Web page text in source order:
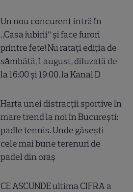
Un nou concurent intră în
„Casa iubirii” și face furori
printre fete! Nu ratați ediția de
sâmbătă, 1 august, difuzată de
la 16:00 și 19:00, la Kanal D
Harta unei distracții sportive în
mare trend la noi în București:
padle tennis. Unde găsești
cele mai bune terenuri de
padel din oraș
CE ASCUNDE ultima CIFRA a